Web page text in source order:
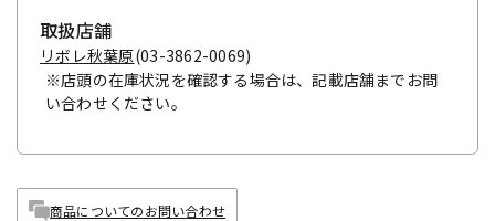
取扱店舗
リボレ秋葉原(03-3862-0069)
※店頭の在庫状況を確認する場合は、記載店舗までお問
い合わせください。
商品についてのお問い合わせ